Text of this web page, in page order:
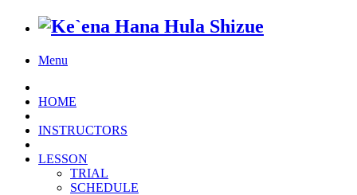
Menu
HOME
INSTRUCTORS
LESSON
TRIAL
SCHEDULE